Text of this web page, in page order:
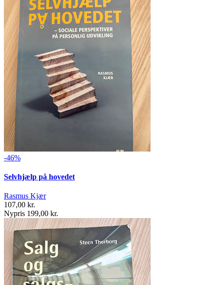
-46%
Selvhjælp på hovedet
Rasmus Kjær
107,00 kr.
Nypris 199,00 kr.